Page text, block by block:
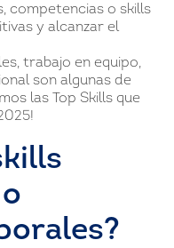
competencias o skills
y alcanzar el
trabajo en equipo,
son algunas de
las Top Skills que